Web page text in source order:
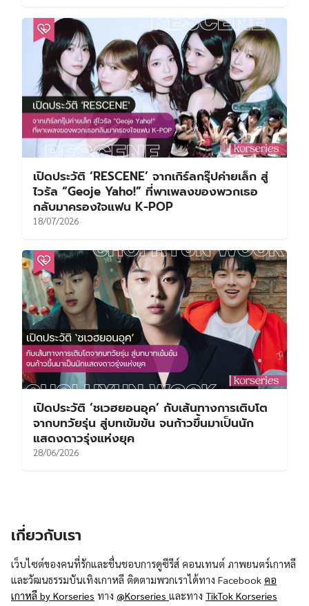
เปิดประวัติ ‘RESCENE’ จากเกิร์ลกรุ๊ปค่ายเล็ก สู่
ไวรัล “Geoje Yaho!” ที่พาเพลงของพวกเธอ
กลับมาครองใจแฟน K-POP
18/07/2026
เปิดประวัติ ‘ชเวฮยอนอุค’ กับเส้นทางการเติบโต
จากบทวัยรุ่น สู่บทเข้มข้น จนก้าวขึ้นมาเป็นนัก
แสดงดาวรุ่งแห่งยุค
28/06/2026
เกี่ยวกับเรา
เว็บไซต์ของคนที่รักและชื่นชอบการดูซีรีส์ คอนเทนต์ ภาพยนตร์เกาหลี
และวัฒนธรรมบันเทิงเกาหลี ติดตามพวกเราได้ทาง Facebook คอ
เกาหลี by Korseries ทาง @Korseries และทาง TikTok Korseries